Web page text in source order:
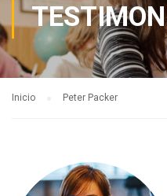
Inicio Peter Packer